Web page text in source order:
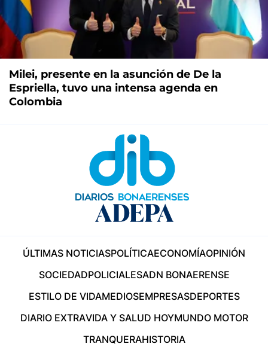
Milei, presente en la asunción de De la
Espriella, tuvo una intensa agenda en
Colombia
ÚLTIMAS NOTICIASPOLÍTICAECONOMÍAOPINIÓN
SOCIEDADPOLICIALESADN BONAERENSE
ESTILO DE VIDAMEDIOSEMPRESASDEPORTES
DIARIO EXTRAVIDA Y SALUD HOYMUNDO MOTOR
TRANQUERAHISTORIA